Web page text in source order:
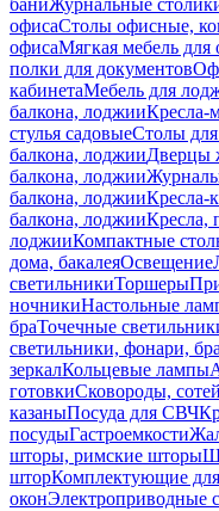
баниЖурнальные
офисаСтолы офисные,
офисаМягкая мебель для
полки для документов
кабинетаМебель для
балкона, лоджииКресла-
стулья садовыеСтолы
балкона, лоджииДверцы
балкона, лоджии
балкона, лоджииКресла-
балкона, лоджииКресла,
лоджииКомпактные
дома, бакалеяОсвещение
светильникиТоршеры
ночникиНастольные
браТочечные
светильники, фонари, бра
зеркалКольцевые лампы
готовкиСковороды,
казаныПосуда для СВЧ
посудыГастроемкости
шторы, римские шторы
шторКомплектующие
оконЭлектроприводные